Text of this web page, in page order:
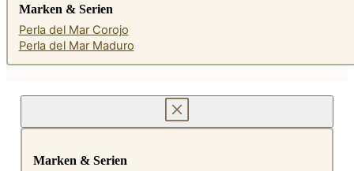
Marken & Serien
Perla del Mar Corojo
Perla del Mar Maduro
Marken & Serien